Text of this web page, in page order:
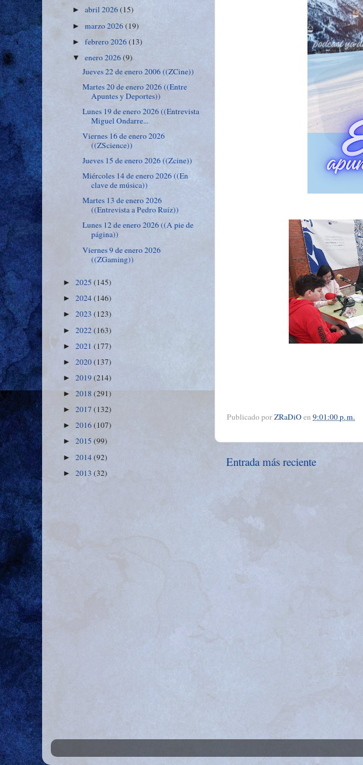
Publicado porZRaDiOen 9:01:00 p. m.
Entrada más reciente
►abril 2026(15)
►marzo 2026(19)
►febrero 2026(13)
▼enero 2026(9)
Jueves 22 de enero 2006 ((ZCine))
Martes 20 de enero 2026 ((Entre
Apuntes y Deportes))
Lunes 19 de enero 2026 ((Entrevista
Miguel Ondarre...
Viernes 16 de enero 2026
((ZScience))
Jueves 15 de enero 2026 ((Zcine))
Miércoles 14 de enero 2026 ((En
clave de música))
Martes 13 de enero 2026
((Entrevista a Pedro Ruíz))
Lunes 12 de enero 2026 ((A pie de
página))
Viernes 9 de enero 2026
((ZGaming))
► 2025 (145)
► 2024(146)
► 2023 (123)
► 2022(163)
► 2021 (177)
► 2020(137)
► 2019(214)
► 2018 (291)
► 2017 (132)
► 2016(107)
► 2015 (99)
► 2014(92)
► 2013 (32)